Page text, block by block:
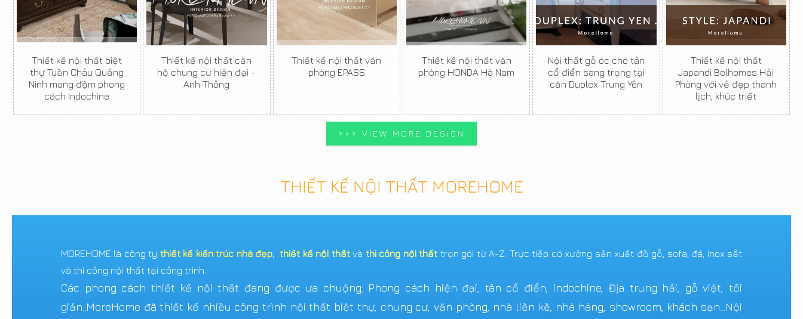
Thiết kế nội thất biệt
thự Tuần Châu Quảng
Ninh mang đậm phong
cách Indochine
Thiết kế nội thất căn
hộ chung cư hiện đại -
Anh Thông
Thiết kế nội thất văn
phòng EPASS
Thiết kế nội thất văn
phòng HONDA Hà Nam
Nội thất gỗ óc chó tân
cổ điển sang trọng tại
căn Duplex Trung Yên
Thiết kế nội thất
Japandi Belhomes Hải
Phòng với vẻ đẹp thanh
lịch, khúc triết
>>> VIEW MORE DESIGN
THIẾT KẾ NỘI THẤT MOREHOME
MOREHOME là công ty thiết kế kiến trúc nhà đẹp ,thiết kế nội thấtvà thi công nội thất trọn gói từ A-Z. Trực tiếp có xưởng sản xuất đồ gỗ, sofa, đá, inox sắt
và thi công nội thất tại công trình.
Các phong cách thiết kế nội thất đang được ưa chuộng: Phong cách hiện đại, tân cổ điển, indochine, Địa trung hải, gỗ việt, tối
giản..MoreHome đã thiết kế nhiều công trình nội thất biệt thự, chung cư, văn phòng, nhà liền kề, nhà hàng, showroom, khách sạn...Nội